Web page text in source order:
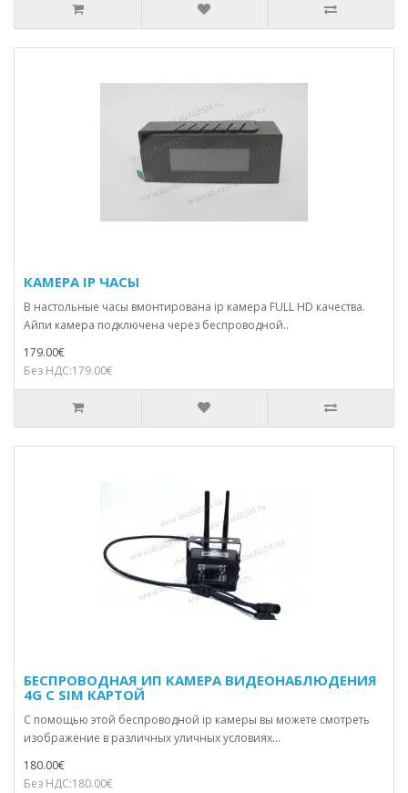
КАМЕРА IP ЧАСЫ
В настольные часы вмонтирована ip камера FULL HD качества.
Айпи камера подключена через беспроводной..
179.00€
Без НДС:179.00€
БЕСПРОВОДНАЯ ИП КАМЕРА ВИДЕОНАБЛЮДЕНИЯ
4G С SIM КАРТОЙ
С помощью этой беспроводной ip камеры вы можете смотреть
изображение в различных уличных условиях...
180.00€
Без НДС:180.00€